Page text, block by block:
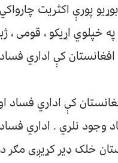
پورې اکثریت
خپلوي اړیکو ، قومی
کې اداري
کې اداري فساد
وجود نلري . اداري
خلک ډیر کړیږی مګر